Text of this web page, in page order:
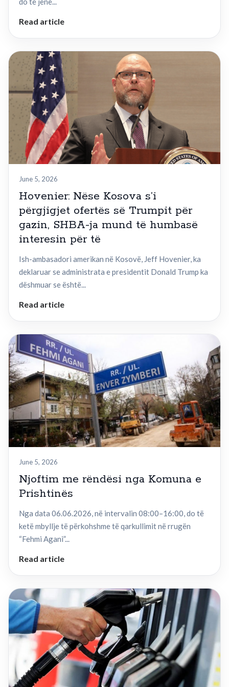
Read article
June 5, 2026
Hovenier: Nëse Kosova s’i
përgjigjet ofertës së Trumpit për
gazin, SHBA-ja mund të humbasë
interesin për të
Ish-ambasadori amerikan në Kosovë, Jeff Hovenier, ka
deklaruar se administrata e presidentit Donald Trump ka
dëshmuar se është...
Read article
June 5, 2026
Njoftim me rëndësi nga Komuna e
Prishtinës
Nga data 06.06.2026, në intervalin 08:00–16:00, do të
ketë mbyllje të përkohshme të qarkullimit në rrugën
“Fehmi Agani”...
Read article